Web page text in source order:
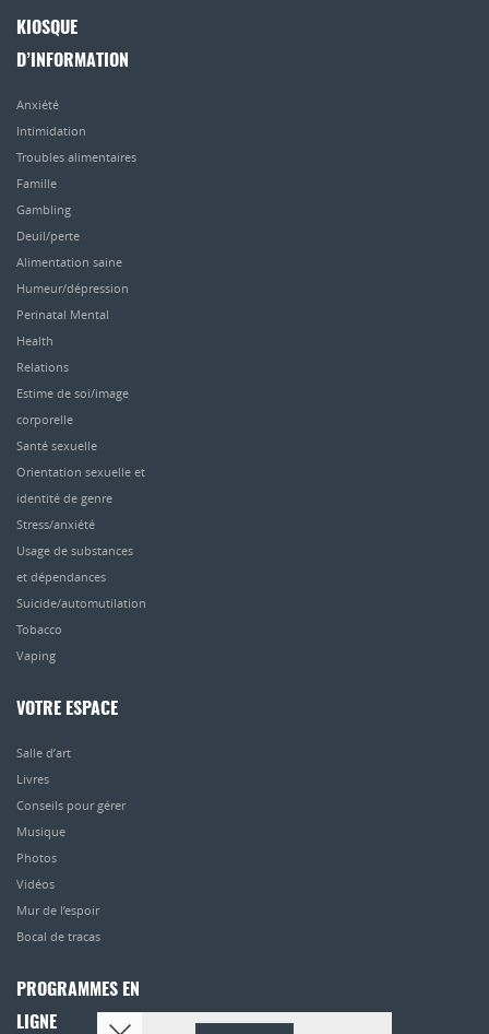
KIOSQUE
D’INFORMATION
Anxiété
Intimidation
Troubles alimentaires
Famille
Gambling
Deuil/perte
Alimentation saine
Humeur/dépression
Perinatal Mental
Health
Relations
Estime de soi/image
corporelle
Santé sexuelle
Orientation sexuelle et
identité de genre
Stress/anxiété
Usage de substances
et dépendances
Suicide/automutilation
Tobacco
Vaping
VOTRE ESPACE
Salle d’art
Livres
Conseils pour gérer
Musique
Photos
Vidéos
Mur de l’espoir
Bocal de tracas
PROGRAMMES EN
LIGNE